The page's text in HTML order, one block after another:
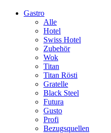
Gastro
Alle
Hotel
Swiss Hotel
Zubehör
Wok
Titan
Titan Rösti
Gratelle
Black Steel
Futura
Gusto
Profi
Bezugsquellen